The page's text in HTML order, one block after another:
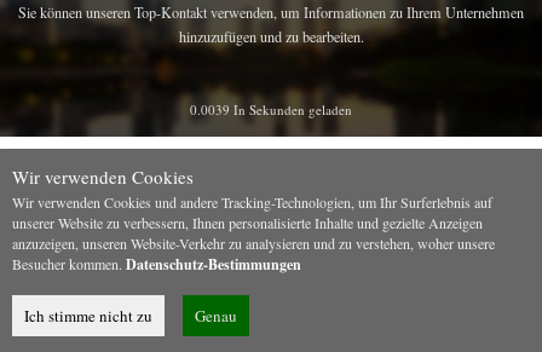
Sie können unseren Top-Kontakt verwenden, um Informationen zu Ihrem Unternehmen
hinzuzufügen und zu bearbeiten.
0.0039 In Sekunden geladen
Wir verwenden Cookies
Wir verwenden Cookies und andere Tracking-Technologien, um Ihr Surferlebnis auf
unserer Website zu verbessern, Ihnen personalisierte Inhalte und gezielte Anzeigen
anzuzeigen, unseren Website-Verkehr zu analysieren und zu verstehen, woher unsere
Besucher kommen. Datenschutz-Bestimmungen
Ich stimme nicht zu Genau